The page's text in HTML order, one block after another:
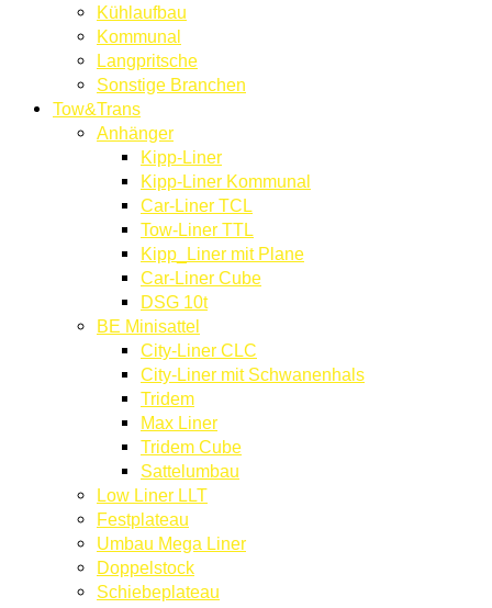
Kühlaufbau
Kommunal
Langpritsche
Sonstige Branchen
Tow&Trans
Anhänger
Kipp-Liner
Kipp-Liner Kommunal
Car-Liner TCL
Tow-Liner TTL
Kipp_Liner mit Plane
Car-Liner Cube
DSG 10t
BE Minisattel
City-Liner CLC
City-Liner mit Schwanenhals
Tridem
Max Liner
Tridem Cube
Sattelumbau
Low Liner LLT
Festplateau
Umbau Mega Liner
Doppelstock
Schiebeplateau